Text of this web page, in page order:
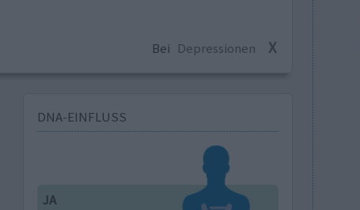
Bei Depressionen X
DNA-EINFLUSS
JA